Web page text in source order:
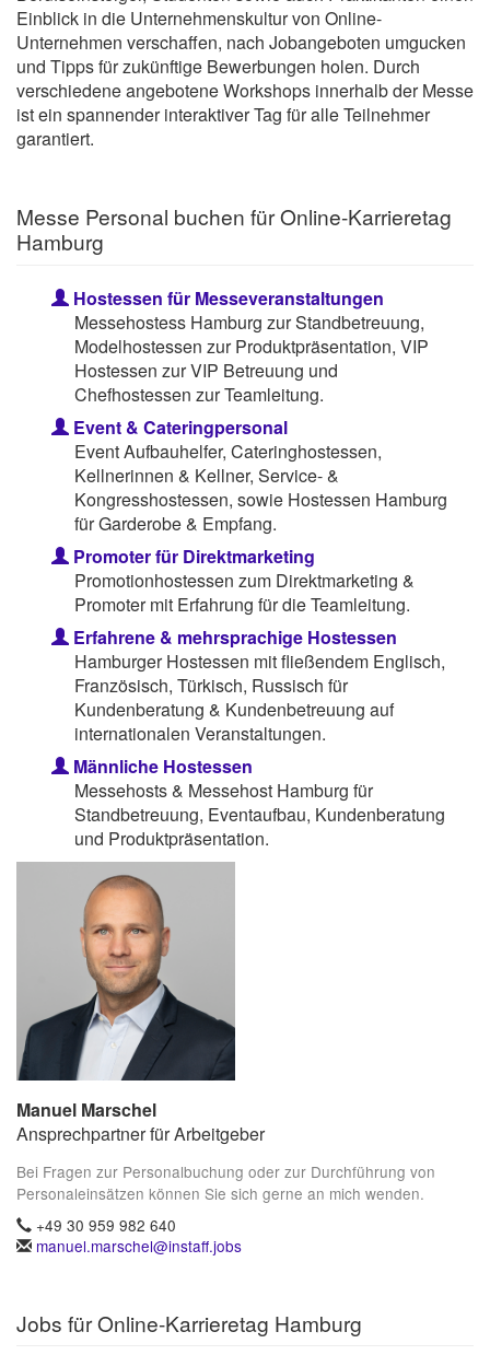
Einblick in die Unternehmenskultur von Online-
Unternehmen verschaffen, nach Jobangeboten umgucken
und Tipps für zukünftige Bewerbungen holen. Durch
verschiedene angebotene Workshops innerhalb der Messe
ist ein spannender interaktiver Tag für alle Teilnehmer
garantiert.
Messe Personal buchen für Online-Karrieretag
Hamburg
Hostessen für Messeveranstaltungen
Messehostess Hamburg zur Standbetreuung,
Modelhostessen zur Produktpräsentation, VIP
Hostessen zur VIP Betreuung und
Chefhostessen zur Teamleitung.
Event & Cateringpersonal
Event Aufbauhelfer, Cateringhostessen,
Kellnerinnen & Kellner, Service- &
Kongresshostessen, sowie Hostessen Hamburg
für Garderobe & Empfang.
Promoter für Direktmarketing
Promotionhostessen zum Direktmarketing &
Promoter mit Erfahrung für die Teamleitung.
Erfahrene & mehrsprachige Hostessen
Hamburger Hostessen mit fließendem Englisch,
Französisch, Türkisch, Russisch für
Kundenberatung & Kundenbetreuung auf
internationalen Veranstaltungen.
Männliche Hostessen
Messehosts & Messehost Hamburg für
Standbetreuung, Eventaufbau, Kundenberatung
und Produktpräsentation.
Manuel Marschel
Ansprechpartner für Arbeitgeber
Bei Fragen zur Personalbuchung oder zur Durchführung von
Personaleinsätzen können Sie sich gerne an mich wenden.
+49 30 959 982 640
manuel.marschel@instaff.jobs
Jobs für Online-Karrieretag Hamburg